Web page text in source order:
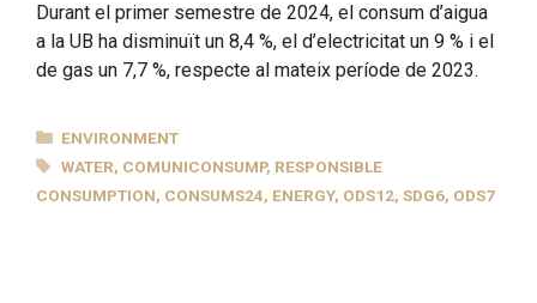
Durant el primer semestre de 2024, el consum d’aigua
a la UB ha disminuït un 8,4 %, el d’electricitat un 9 % i el
de gas un 7,7 %, respecte al mateix període de 2023.
CATEGORIES
ENVIRONMENT
TAGS
WATER, COMUNICONSUMP, RESPONSIBLE
CONSUMPTION, CONSUMS24, ENERGY, ODS12, SDG6, ODS7